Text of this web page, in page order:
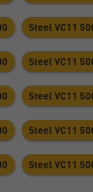
Steel VC11
Steel VC11
Steel VC11
Steel VC11
Steel VC11